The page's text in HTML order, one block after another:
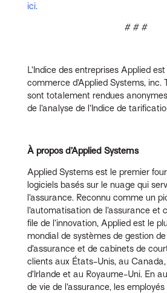
ici.
# # #
L’Indice des entreprises Applied
commerce d’Applied Systems, inc.
sont totalement rendues
de l’analyse de l’Indice de
À propos d’Applied Systems
Applied Systems est le premier
logiciels basés sur le nuage qui
l’assurance. Reconnu comme un
l’automatisation de l’assurance et
file de l’innovation, Applied est le
mondial de systèmes de gestion
d’assurance et de cabinets de
clients aux États-Unis, au Canada,
d’Irlande et au Royaume-Uni. En
de vie de l’assurance, les